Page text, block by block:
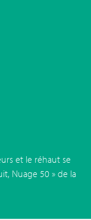
et le réhaut se
Nuage 50 » de la